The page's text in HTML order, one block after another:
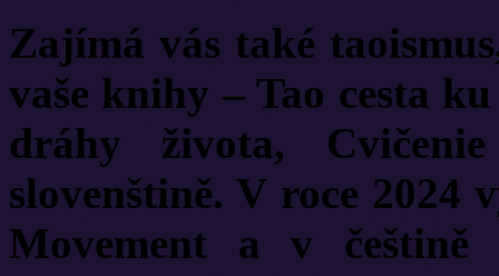
Zajímá vás také
vaše knihy – Tao cesta
dráhy života,
slovenštině. V roce 2024
Movement a v